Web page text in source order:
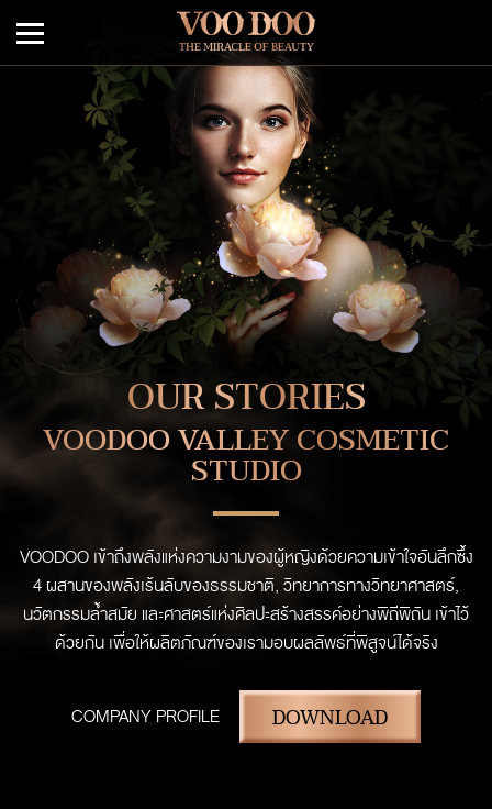
OUR STORIES
VOODOO VALLEY COSMETIC
STUDIO
VOODOO เข้าถึงพลังแห่งความงามของผู้หญิงด้วยความเข้าใจอันลึกซึ้ง
4 ผสานของพลังเร้นลับของธรรมชาติ, วิทยาการทางวิทยาศาสตร์,
นวัตกรรมลํ้าสมัย และศาสตร์แห่งศิลปะสร้างสรรค์อย่างพิถีพิถัน เข้าไว้
ด้วยกัน เพื่อให้ผลิตภัณฑ์ของเรามอบผลลัพธ์ที่พิสูจน์ได้จริง
COMPANY PROFILE DOWNLOAD